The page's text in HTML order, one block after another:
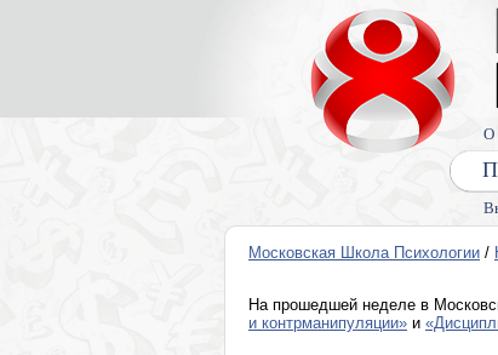
О
Московская Школа Психологии /
На прошедшей неделе в
и контрманипуляции» и